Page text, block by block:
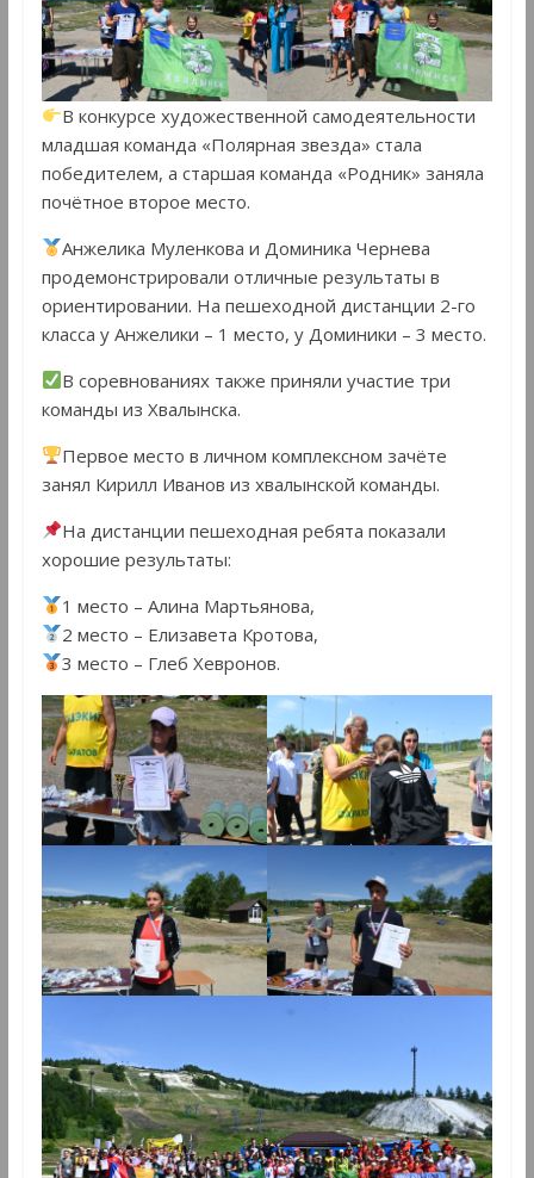
В конкурсе художественной самодеятельности
младшая команда «Полярная звезда» стала
победителем, а старшая команда «Родник» заняла
почётное второе место.
Анжелика Муленкова и Доминика Чернева
продемонстрировали отличные результаты в
ориентировании. На пешеходной дистанции 2-го
класса у Анжелики – 1 место, у Доминики – 3 место.
В соревнованиях также приняли участие три
команды из Хвалынска.
Первое место в личном комплексном зачёте
занял Кирилл Иванов из хвалынской команды.
На дистанции пешеходная ребята показали
хорошие результаты:
1 место – Алина Мартьянова,
2 место – Елизавета Кротова,
3 место – Глеб Хевронов.